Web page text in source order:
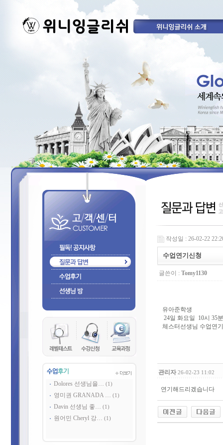
Dolores 선생님을… (1)
영미권 GRANADA … (1)
Davin 선생님 좋… (1)
원어민 Cheryl 강… (1)
작성일 : 26-02-22
수업연기신청
글쓴이 : Tomy1130
유아준학생
24일 화요일 10시 35
체스터선생님 수업연
관리자 26-02-23 11:02
연기해드리겠습니다